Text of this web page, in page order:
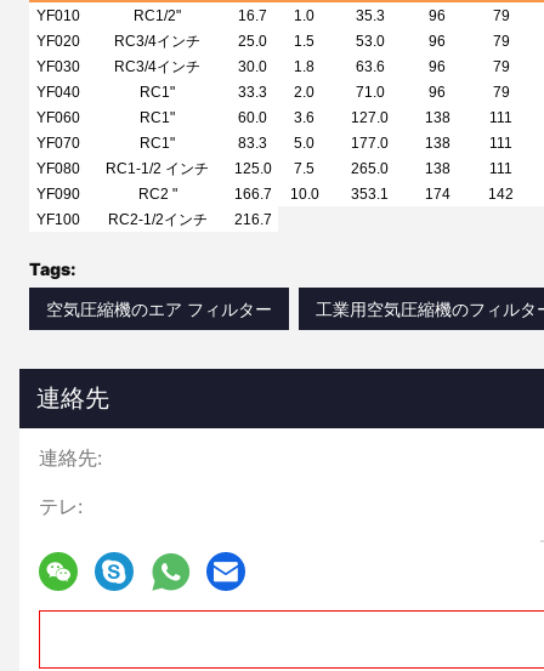
YF010
RC1/2" 16.7 1.0 35.3 96
79
YF020
RC3/4インチ 25.0 1.5 53.0 96
79
YF030
RC3/4インチ 30.0 1.8 63.6 96
79
YF040
RC1" 33.3 2.0 71.0 96
79
YF060
RC1" 60.0 3.6 127.0 138
111
YF070
RC1" 83.3 5.0 177.0 138
111
YF080
RC1-1/2 インチ 125.0 7.5 265.0 138
111
YF090
RC2 " 166.7 10.0 353.1 174
142
YF100
RC2-1/2インチ 216.7
Tags:
空気圧縮機のエア フィルター
工業用空気圧縮機のフィルタ
連絡先
連絡先:
テレ: